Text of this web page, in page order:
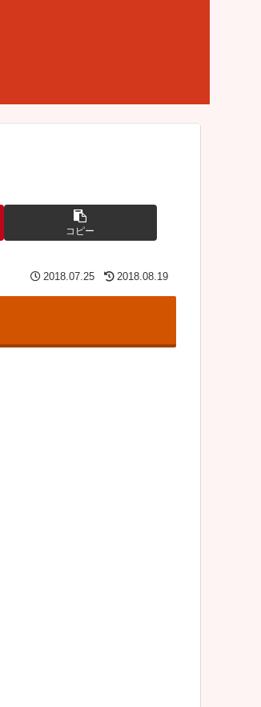
コピー
2018.07.25 2018.08.19